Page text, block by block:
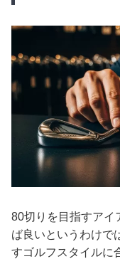
80切りを目指すアイ
ば良いというわけで
すゴルフスタイルに